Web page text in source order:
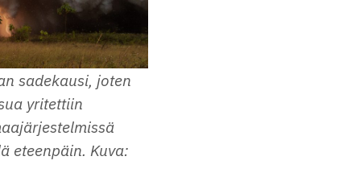
sadekausi, joten
yritettiin
eteenpäin. Kuva: